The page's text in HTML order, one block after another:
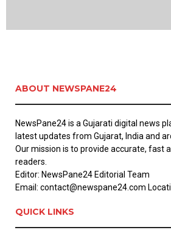
ABOUT NEWSPANE24
NewsPane24 is a Gujarati digital news
latest updates from Gujarat, India and
Our mission is to provide accurate, fast
readers.
Editor: NewsPane24 Editorial Team
Email: contact@newspane24.com
QUICK LINKS